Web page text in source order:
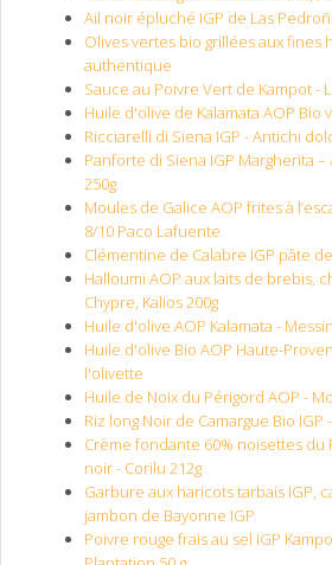
Ail noir épluché IGP de Las
Olives vertes bio grillées aux fines
authentique
Sauce au Poivre Vert de Kampot -
Huile d'olive de Kalamata AOP Bio
Ricciarelli di Siena IGP - Antichi
Panforte di Siena IGP Margherita
250g
Moules de Galice AOP frites à
8/10 Paco Lafuente
Clémentine de Calabre IGP pâte
Halloumi AOP aux laits de brebis,
Chypre, Kalios 200g
Huile d'olive AOP Kalamata -
Huile d'olive Bio AOP Haute-
l'olivette
Huile de Noix du Périgord AOP -
Riz long Noir de Camargue Bio IGP
Crème fondante 60% noisettes du
noir - Corilu 212g
Garbure aux haricots tarbais IGP,
jambon de Bayonne IGP
Poivre rouge frais au sel IGP